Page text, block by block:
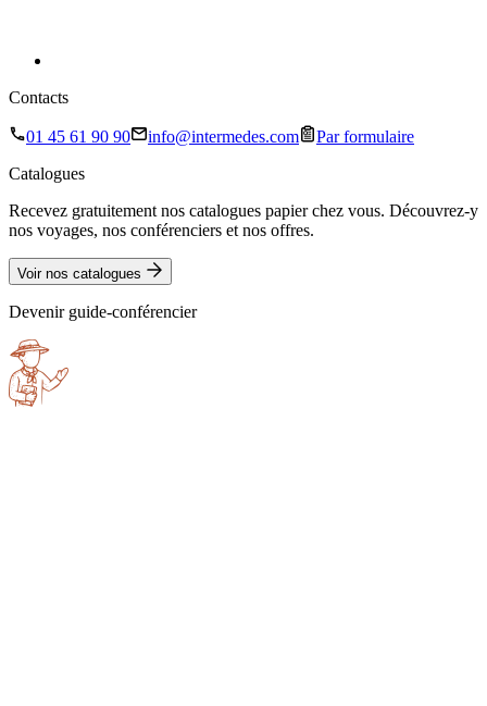
Contacts
01 45 61 90 90 info@intermedes.com
Par formulaire
Catalogues
Recevez gratuitement nos catalogues papier chez vous. Découvrez-y
nos voyages, nos conférenciers et nos offres.
Voir nos catalogues
Devenir guide-conférencier